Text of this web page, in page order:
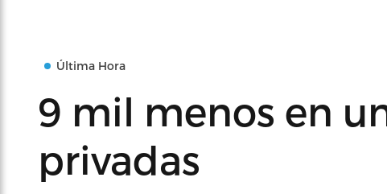
Última Hora
9 mil menos en
privadas